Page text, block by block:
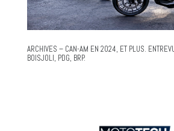
ARCHIVES – CAN-AM EN 2024, ET PLUS.
BOISJOLI, PDG, BRP.